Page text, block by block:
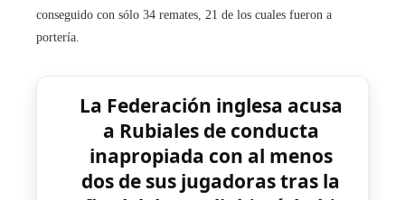
conseguido con sólo 34 remates, 21 de los cuales fueron a
portería.
La Federación inglesa acusa
a Rubiales de conducta
inapropiada con al menos
dos de sus jugadoras tras la